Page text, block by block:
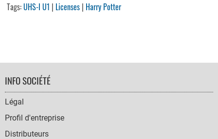
Tags:UHS-I U1 | Licenses | Harry Potter
FOOTER
NAVIGATION
INFO SOCIÉTÉ
Légal
Profil d'entreprise
Distributeurs